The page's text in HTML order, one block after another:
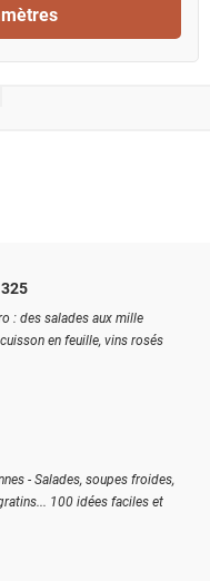
: des salades aux mille
en feuille, vins rosés
- Salades, soupes froides,
100 idées faciles et